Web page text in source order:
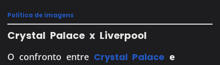
Política de imagens
Crystal Palace x Liverpool
O confronto entre Crystal Palace e